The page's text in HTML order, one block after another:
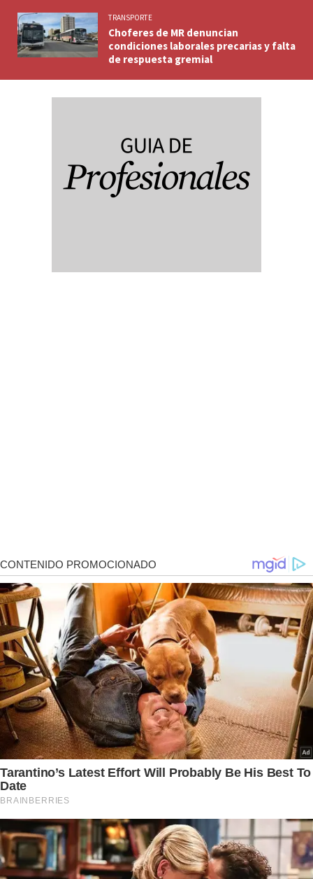
TRANSPORTE
Choferes de MR denuncian
condiciones laborales precarias y falta
de respuesta gremial